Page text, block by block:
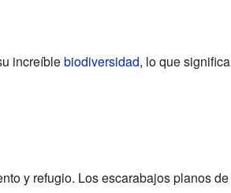
increíblebiodiversidad, lo que significa
y refugio. Los escarabajos planos de